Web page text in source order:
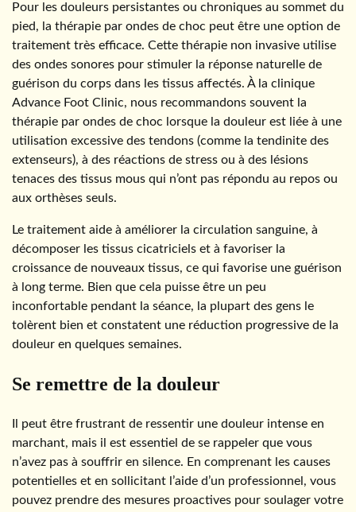
Pour les douleurs persistantes ou chroniques au sommet du
pied, la thérapie par ondes de choc peut être une option de
traitement très efficace. Cette thérapie non invasive utilise
des ondes sonores pour stimuler la réponse naturelle de
guérison du corps dans les tissus affectés. À la clinique
Advance Foot Clinic, nous recommandons souvent la
thérapie par ondes de choc lorsque la douleur est liée à une
utilisation excessive des tendons (comme la tendinite des
extenseurs), à des réactions de stress ou à des lésions
tenaces des tissus mous qui n’ont pas répondu au repos ou
aux orthèses seuls.
Le traitement aide à améliorer la circulation sanguine, à
décomposer les tissus cicatriciels et à favoriser la
croissance de nouveaux tissus, ce qui favorise une guérison
à long terme. Bien que cela puisse être un peu
inconfortable pendant la séance, la plupart des gens le
tolèrent bien et constatent une réduction progressive de la
douleur en quelques semaines.
Se remettre de la douleur
Il peut être frustrant de ressentir une douleur intense en
marchant, mais il est essentiel de se rappeler que vous
n’avez pas à souffrir en silence. En comprenant les causes
potentielles et en sollicitant l’aide d’un professionnel, vous
pouvez prendre des mesures proactives pour soulager votre